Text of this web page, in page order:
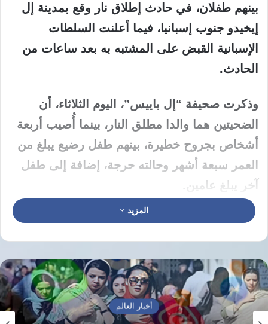
بينهم طفلان، في حادث إطلاق نار وقع بمدينة إل
إيخيدو جنوب إسبانيا، فيما أعلنت السلطات
الإسبانية القبض على المشتبه به بعد ساعات من
الحادث.
وذكرت صحيفة “إل باييس”، اليوم الثلاثاء، أن
الضحيتين هما والدا مطلق النار، بينما أُصيب أربعة
أشخاص بجروح خطيرة، بينهم طفل رضيع يبلغ من
العمر سبعة أشهر وحالته حرجة، إضافة إلى طفل
آخر يبلغ عامين.
ونقلت الصحيفة عن مصادر من الحرس المدني
الإسباني، قوله إن المشتبه به سلّم نفسه إلى
مركز الشرطة المحلي فجر الثلاثاء، بعد انتشار
أمني واسع في المنطقة وبدء تحقيقات مكثفة
لكشف ملابسات الواقعة.
المزيد
أخبار العالم